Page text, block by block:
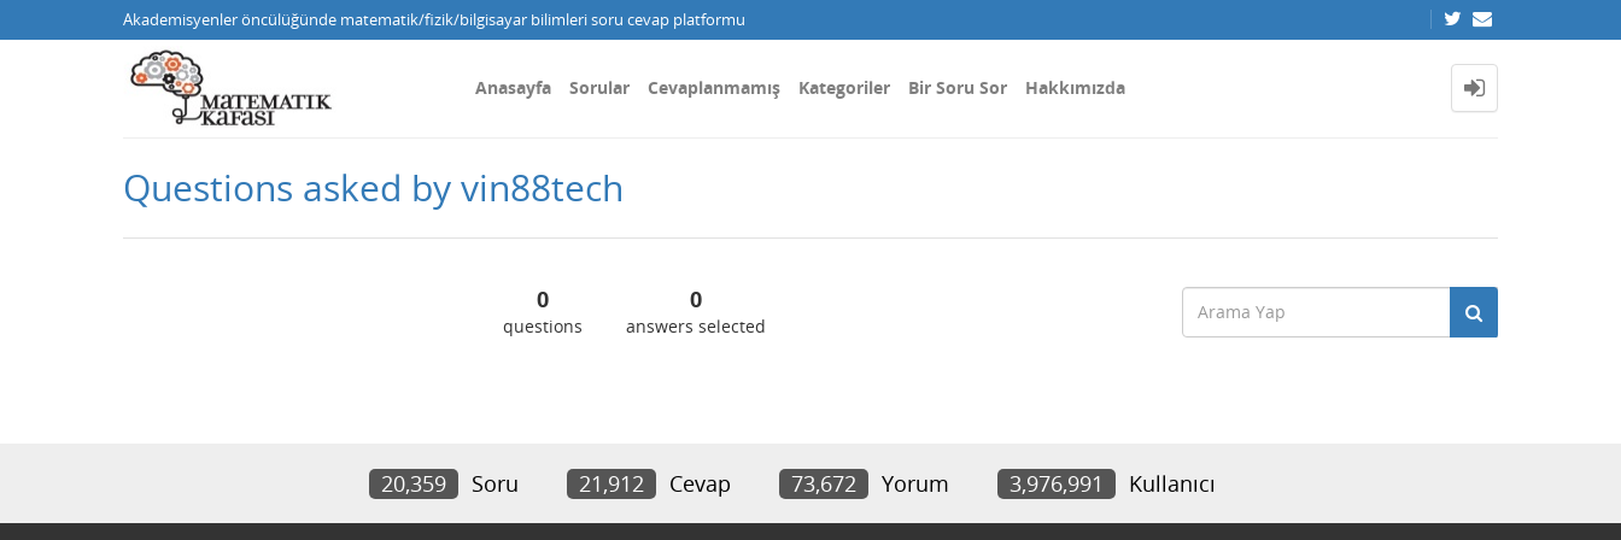
Akademisyenler öncülüğünde matematik/fizik/bilgisayar bilimleri soru cevap platformu
Anasayfa Sorular Cevaplanmamış Kategoriler Bir Soru Sor Hakkımızda
Questions asked by vin88tech
0
questions
0
answers selected
20,359 Soru 21,912 Cevap 73,672 Yorum 3,976,991 Kullanıcı